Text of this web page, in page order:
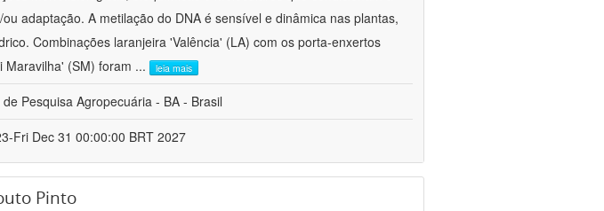
adaptação. A metilação do DNA é sensível e dinâmica nas plantas,
Combinações laranjeira 'Valência' (LA) com os porta-enxertos
Maravilha' (SM) foram ... leia mais
Pesquisa Agropecuária - BA - Brasil
Fri Dec 31 00:00:00 BRT 2027
Pinto